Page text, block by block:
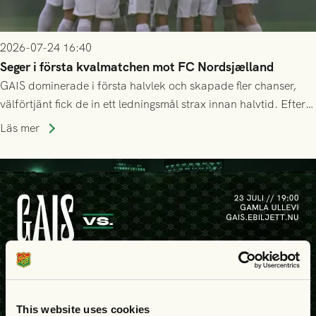
This website uses cookies
2026-07-24 16:40
Seger i första kvalmatchen mot FC Nordsjælland
GAIS dominerade i första halvlek och skapade fler chanser,
välförtjänt fick de in ett ledningsmål strax innan halvtid. Efter
halvtidsvilan sjönk tempot när Nordsjälland tilläts ha mer av
seger! Matchfoto: Mikael Josefsson & Lasse Ekström
Läs mer